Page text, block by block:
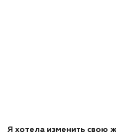
Я хотела изменить свою